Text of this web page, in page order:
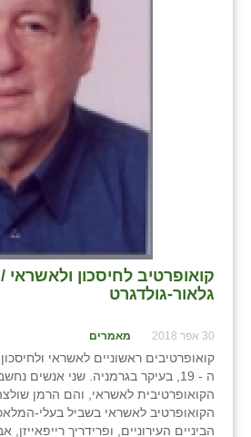
קואופרטיב לחיסכון ולאשראי
גלאור-גולדגרט
30 אפר 2018 מאמרים
קואופרטיבים ראשוניים לאשראי
ה - 19, בעיקר בגרמניה. שני אנשים
הקואופרטיבית לאשראי, והם הרמן
הקואופרטיב לאשראי בשביל בעלי-
הביניים העירוניים, ופרידריך רייפאייזן,
גני יהודה
ורד יריחו
דקל
זוהר